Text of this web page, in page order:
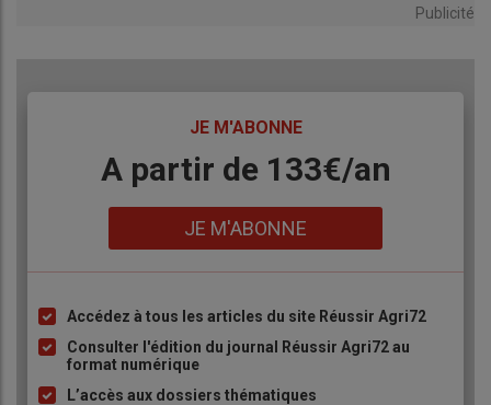
Publicité
JE M'ABONNE
BodyA partir de 133€/an
JE M'ABONNE
Liste
à
puce
Accédez à tous les articles du site Réussir Agri72
Consulter l'édition du journal Réussir Agri72 au
format numérique
L’accès aux dossiers thématiques